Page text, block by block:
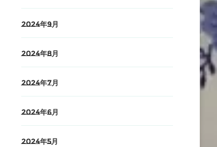
2024年9月
2024年8月
2024年7月
2024年6月
2024年5月